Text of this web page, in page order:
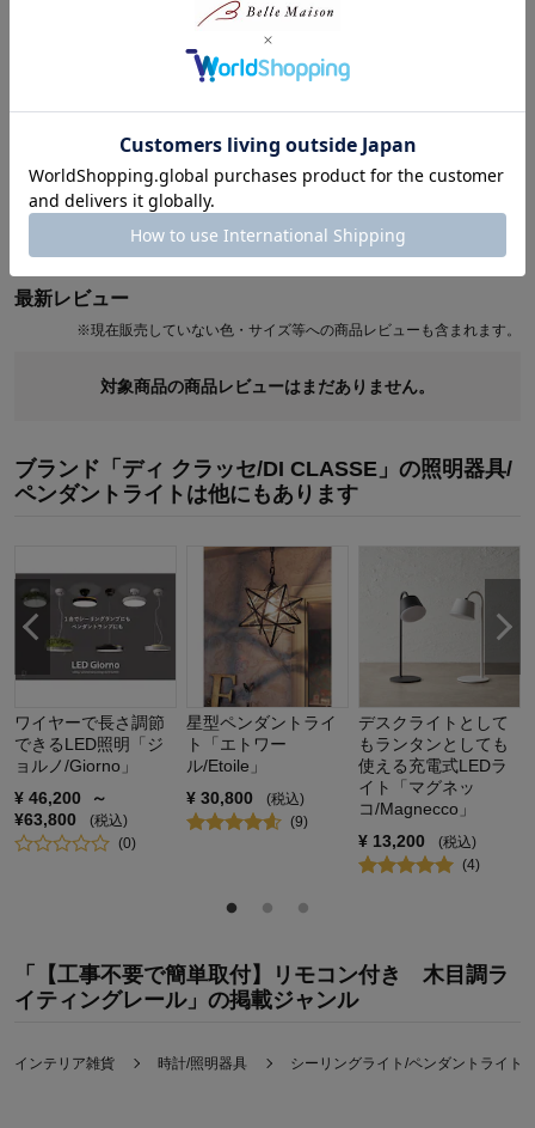
天井に引掛けシーリングがひとつしかなくても、ライティングレー
ルがあれば手軽に多灯吊りを楽しむことができます。
●ダクトランプを並べて取り付けるとシーリングライトの様なデザ
●付属のリモコンで、離れた場所からもオン・オフ切り替えが出来
商品レビュー
最新レビュー
※現在販売していない色・サイズ等への商品レビューも含まれます。
対象商品の商品レビューはまだありません。
ブランド「ディ クラッセ/DI CLASSE」の照明器具/
ペンダントライトは他にもあります
ワイヤーで長さ調節
できるLED照明「ジ
ョルノ/Giorno」
¥ 46,200
～
¥63,800
(税込)
(0)
星型ペンダントライ
ト「エトワー
ル/Etoile」
¥ 30,800
(税込)
(9)
デスクライトとして
もランタンとしても
使える充電式LEDラ
イト「マグネッ
コ/Magnecco」
¥ 13,200
(税込)
(4)
「【工事不要で簡単取付】リモコン付き 木目調ラ
イティングレール」の掲載ジャンル
インテリア雑貨 時計/照明器具 シーリングライト/ペンダントライト